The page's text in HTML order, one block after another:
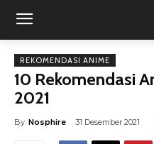
REKOMENDASI ANIME
10 Rekomendasi
2021
By Nosphire 31 Desember 2021